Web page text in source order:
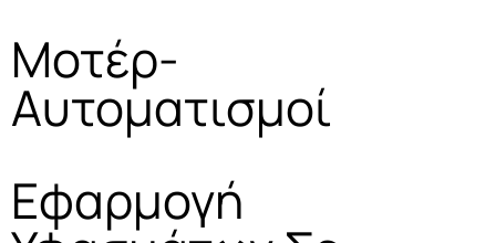
Μοτέρ-
Αυτοματισμοί
Εφαρμογή